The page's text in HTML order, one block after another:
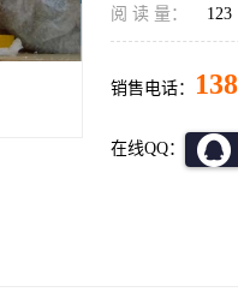
阅 读 量： 123
销售电话：
在线QQ：